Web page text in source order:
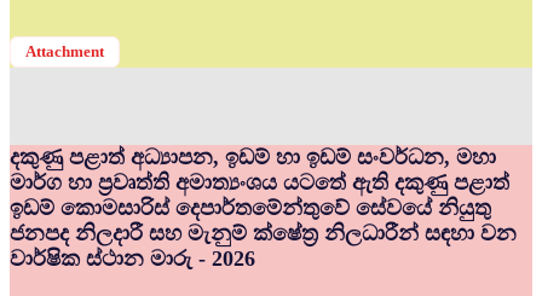
Attachment
දකුණු පළාත් අධ්‍යාපන, ඉඩම් හා ඉඩම් සංවර්ධන, මහා
මාර්ග හා ප්‍රවෘත්ති අමාත්‍යංශය යටතේ ඇති දකුණු පළාත්
ඉඩම් කොමසාරිස් දෙපාර්තමේන්තුවේ සේවයේ නියුතු
ජනපද නිලදාරී සහ මැනුම් ක්ෂේත්‍ර නිලධාරීන් සඳහා වන
වාර්ෂික ස්ථාන මාරු - 2026